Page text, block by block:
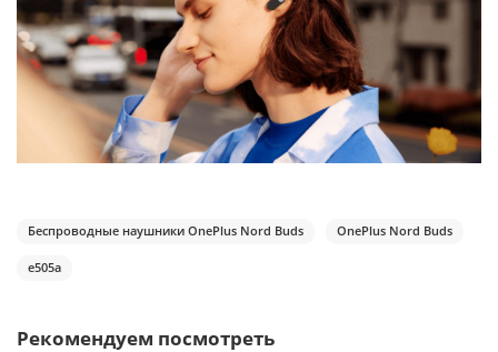
Беспроводные наушники OnePlus Nord Buds OnePlus Nord Buds
e505a
Рекомендуем посмотреть